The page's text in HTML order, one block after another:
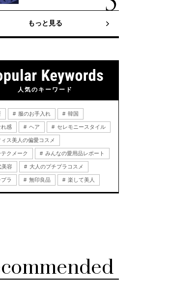
もっと見る
人気のキーワード
服のお手入れ 韓国
れ感 ヘア セレモニースタイル
ィス美人の偏愛コスメ
テクメーク みんなの愛用品レポート
美容 大人のプチプラコスメ
ラ 無印良品 楽して美人